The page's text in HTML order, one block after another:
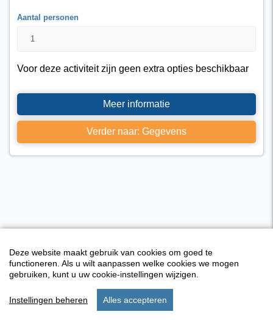
Aantal personen
Voor deze activiteit zijn geen extra opties beschikbaar
Meer informatie
Verder naar: Gegevens
IActiviteiten overzicht
start verblijf instellingen
Deze website maakt gebruik van cookies om goed te
functioneren. Als u wilt aanpassen welke cookies we mogen
gebruiken, kunt u uw cookie-instellingen wijzigen.
Instellingen beheren Alles accepteren